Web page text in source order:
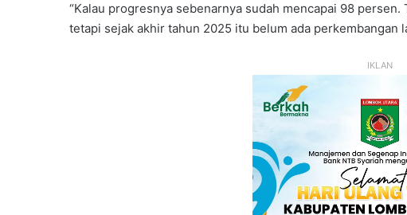
“Kalau progresnya sebenarnya sudah mencapai 98
tetapi sejak akhir tahun 2025 itu belum ada perkembangan
IKLAN